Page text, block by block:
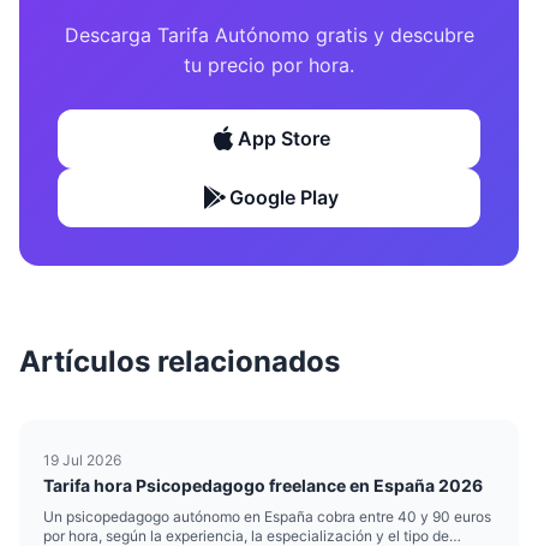
Descarga Tarifa Autónomo gratis y descubre
tu precio por hora.
App Store
Google Play
Artículos relacionados
19 Jul 2026
Tarifa hora Psicopedagogo freelance en España 2026
Un psicopedagogo autónomo en España cobra entre 40 y 90 euros
por hora, según la experiencia, la especialización y el tipo de